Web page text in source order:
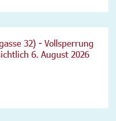
32) - Vollsperrung
6. August 2026